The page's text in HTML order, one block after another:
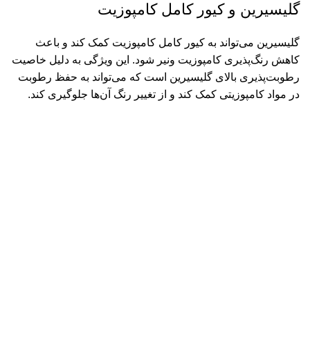
گلیسیرین و کیور کامل کامپوزیت
گلیسیرین می‌تواند به کیور کامل کامپوزیت کمک کند و باعث
کاهش رنگ‌پذیری کامپوزیت ونیر شود. این ویژگی به دلیل خاصیت
رطوبت‌پذیری بالای گلیسیرین است که می‌تواند به حفظ رطوبت
در مواد کامپوزیتی کمک کند و از تغییر رنگ آن‌ها جلوگیری کند.